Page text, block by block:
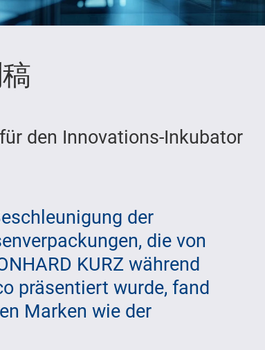
den Innovations-Inkubator
der
die von
KURZ während
präsentiert wurde, fand
Marken wie der